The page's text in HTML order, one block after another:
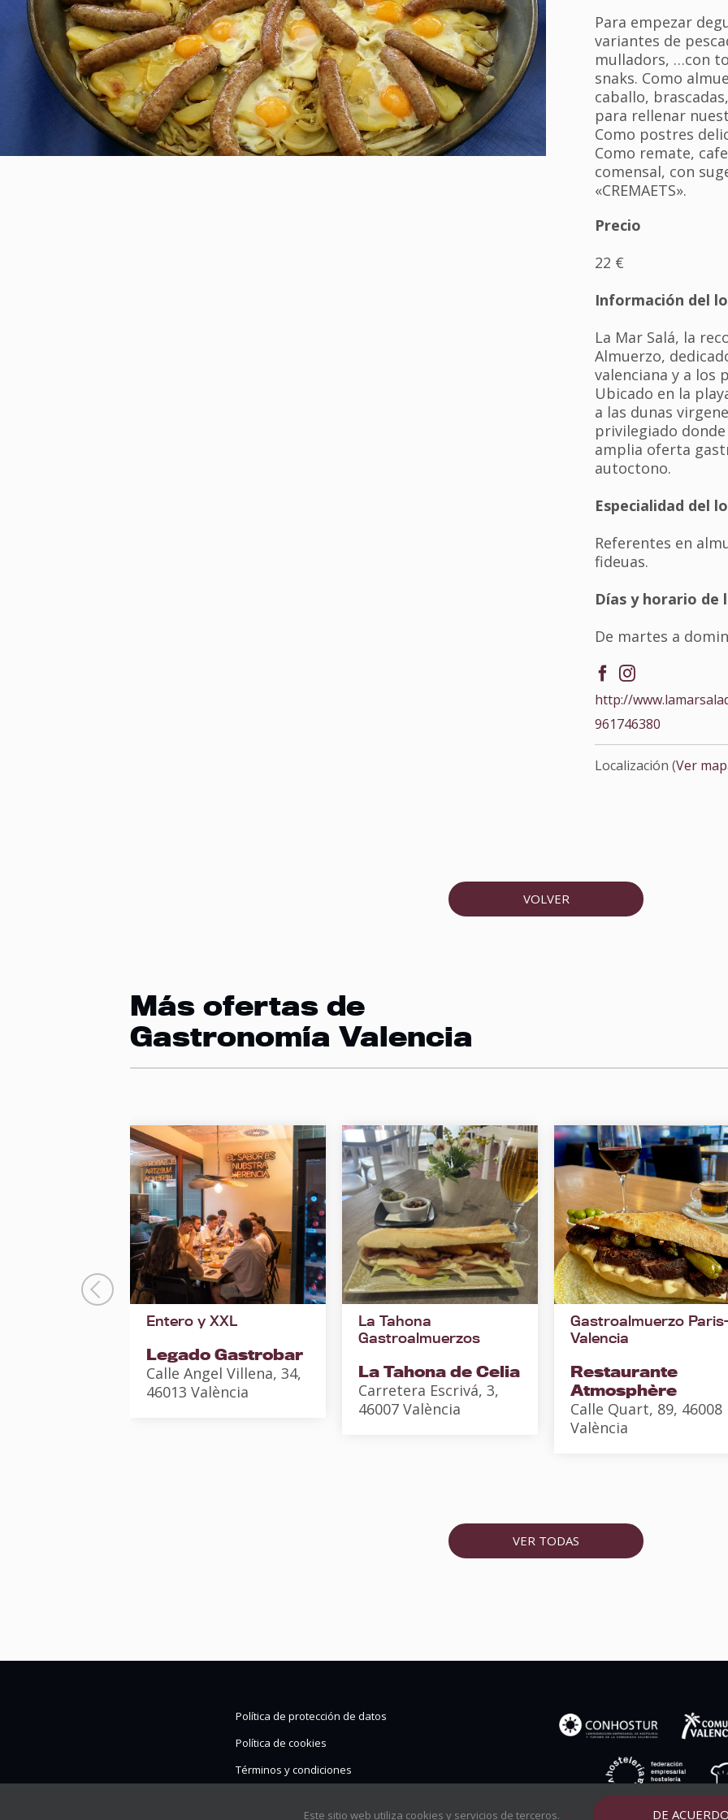
Para empezar
variantes de
mulladors, …con
snaks. Como
caballo,
para rellenar
Como postres
Como remate,
comensal, con
«CREMAETS».
Precio
22 €
Información del
La Mar Salá, la
Almuerzo,
valenciana y a los
Ubicado en la
a las dunas
privilegiado
amplia oferta
autoctono.
Especialidad del
Referentes en
fideuas.
Días y horario de
De martes a
http://
961746380
Localización (Ver
VOLVER
Más ofertas de
Gastronomía Valencia
Entero y XXL
Legado Gastrobar
Calle Angel Villena, 34,
46013 València
La Tahona
Gastroalmuerzos
La Tahona de Celia
Carretera Escrivá, 3,
46007 València
Gastroalmuerzo
Valencia
Restaurante
Atmosphère
Calle Quart, 89, 46008
València
VER TODAS
Política de protección de datos
Política de cookies
Términos y condiciones
Este sitio web utiliza cookies y servicios de terceros. DE